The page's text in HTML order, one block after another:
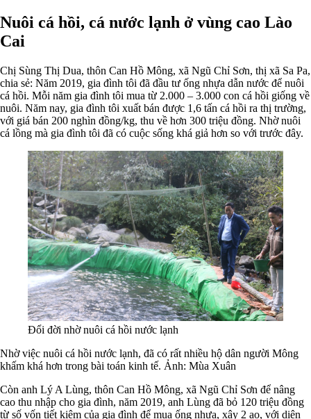
Nuôi cá hồi, cá nước lạnh ở vùng cao Lào
Cai
Chị Sùng Thị Dua, thôn Can Hồ Mông, xã Ngũ Chỉ Sơn, thị xã Sa Pa,
chia sẻ: Năm 2019, gia đình tôi đã đầu tư ống nhựa dẫn nước để nuôi
cá hồi. Mỗi năm gia đình tôi mua từ 2.000 – 3.000 con cá hồi giống về
nuôi. Năm nay, gia đình tôi xuất bán được 1,6 tấn cá hồi ra thị trường,
với giá bán 200 nghìn đồng/kg, thu về hơn 300 triệu đồng. Nhờ nuôi
cá lồng mà gia đình tôi đã có cuộc sống khá giả hơn so với trước đây.
Đổi đời nhờ nuôi cá hồi nước lạnh
Nhờ việc nuôi cá hồi nước lạnh, đã có rất nhiều hộ dân người Mông
khấm khá hơn trong bài toán kinh tế. Ảnh: Mùa Xuân
Còn anh Lý A Lùng, thôn Can Hồ Mông, xã Ngũ Chỉ Sơn để nâng
cao thu nhập cho gia đình, năm 2019, anh Lùng đã bỏ 120 triệu đồng
từ số vốn tiết kiệm của gia đình để mua ống nhựa, xây 2 ao, với diện